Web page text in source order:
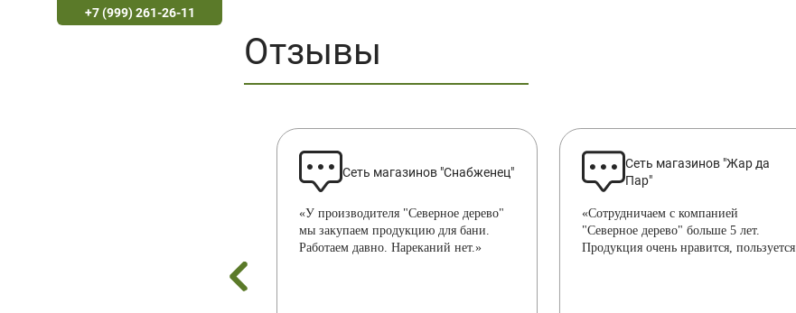
+7 (999) 261-26-11
Отзывы
Сеть магазинов "Снабженец"
«У производителя "Северное дерево"
мы закупаем продукцию для бани.
Работаем давно. Нареканий нет.»
Сеть магазинов "Жар да
Пар"
«Сотрудничаем с компанией
"Северное дерево" больше 5 лет.
Продукция очень нравится, пользуется